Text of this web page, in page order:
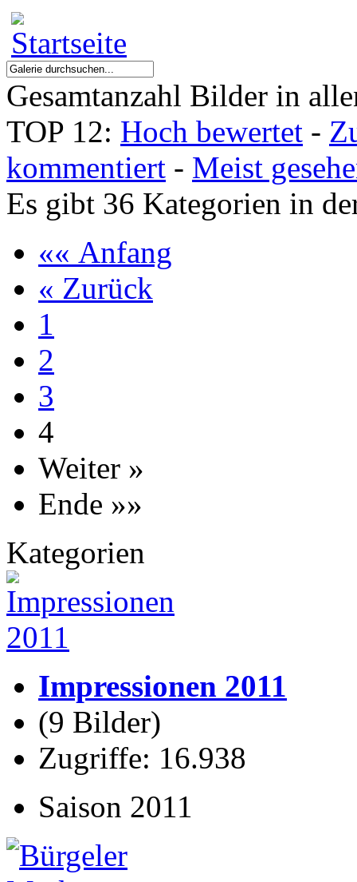
Gesamtanzahl Bilder in
TOP 12: Hoch bewertet -
kommentiert - Meist
Es gibt 36 Kategorien in
«« Anfang
« Zurück
1
2
3
4
Weiter »
Ende »»
Kategorien
Impressionen 2011
(9 Bilder)
Zugriffe: 16.938
Saison 2011